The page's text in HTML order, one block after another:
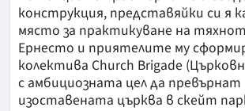
конструкция, представяйки си я
място за практикуване на
Ернесто и приятелите му
колектива Church Brigade
с амбициозната цел да превърнат
изоставената църква в скейт